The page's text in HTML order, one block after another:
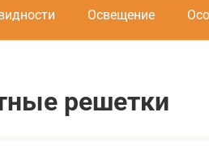
Освещение
решетки